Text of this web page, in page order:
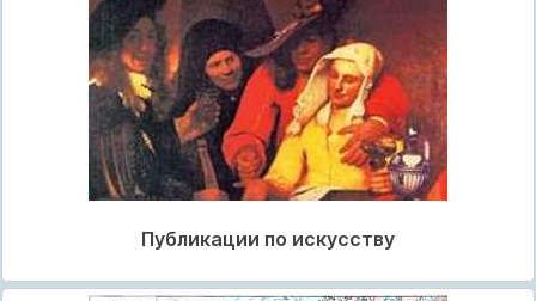
Публикации по искусству